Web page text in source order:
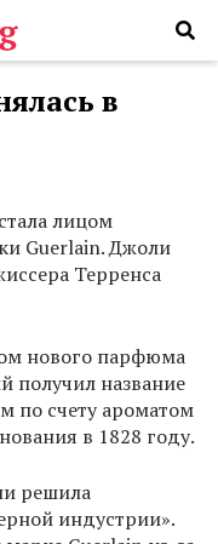
в
лицом
Guerlain. Джоли
Терренса
нового парфюма
получил название
по счету ароматом
в 1828 году.
решила
индустрии».